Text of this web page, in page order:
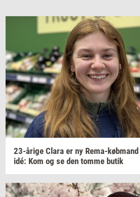
23-​årige Clara er ny Rema-​købmand
idé: Kom og se den tomme butik